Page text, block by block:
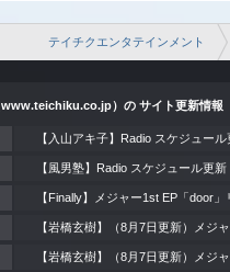
テイチクエンタテインメント
www.teichiku.co.jp）の サイト更新情報
【入山アキ子】Radio スケジュール
【風男塾】Radio スケジュール更新
【Finally】メジャー1st EP「door
【岩橋玄樹】（8月7日更新）メジ
【岩橋玄樹】（8月7日更新）メジ